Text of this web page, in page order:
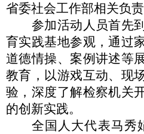
省委社会工作部相关负责
参加活动人员首先
育实践基地参观，通过
道德情操、案例讲述等
教育，以游戏互动、现
验，深度了解检察机关
的创新实践。
全国人大代表马秀